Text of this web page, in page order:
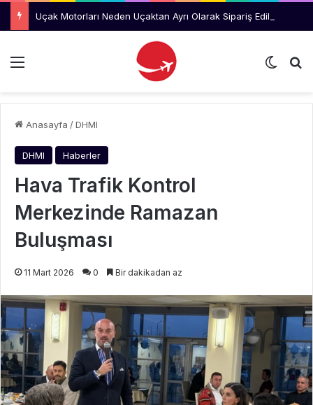
Menü Dış
Anasayfa /DHMI
DHMI Haberler
Hava Trafik Kontrol
Merkezinde Ramazan
Buluşması
11 Mart 2026 0 Bir dakikadan az